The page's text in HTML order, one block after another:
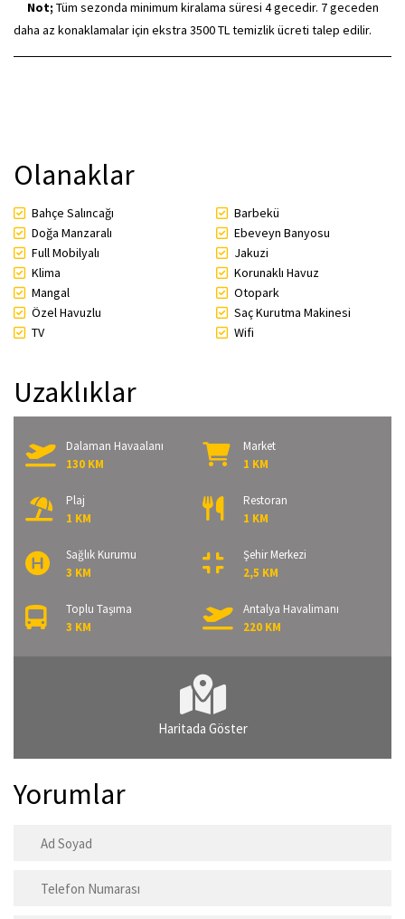
Not; Tüm sezonda minimum kiralama süresi 4 gecedir. 7 geceden
daha az konaklamalar için ekstra 3500 TL temizlik ücreti talep edilir.
Olanaklar
Bahçe Salıncağı
Barbekü
Doğa Manzaralı
Ebeveyn Banyosu
Full Mobilyalı
Jakuzi
Klima
Korunaklı Havuz
Mangal
Otopark
Özel Havuzlu
Saç Kurutma Makinesi
TV
Wifi
Uzaklıklar
Dalaman Havaalanı
130 KM
Market
1 KM
Plaj
1 KM
Restoran
1 KM
Sağlık Kurumu
3 KM
Şehir Merkezi
2,5 KM
Toplu Taşıma
3 KM
Antalya Havalimanı
220 KM
Haritada Göster
Yorumlar